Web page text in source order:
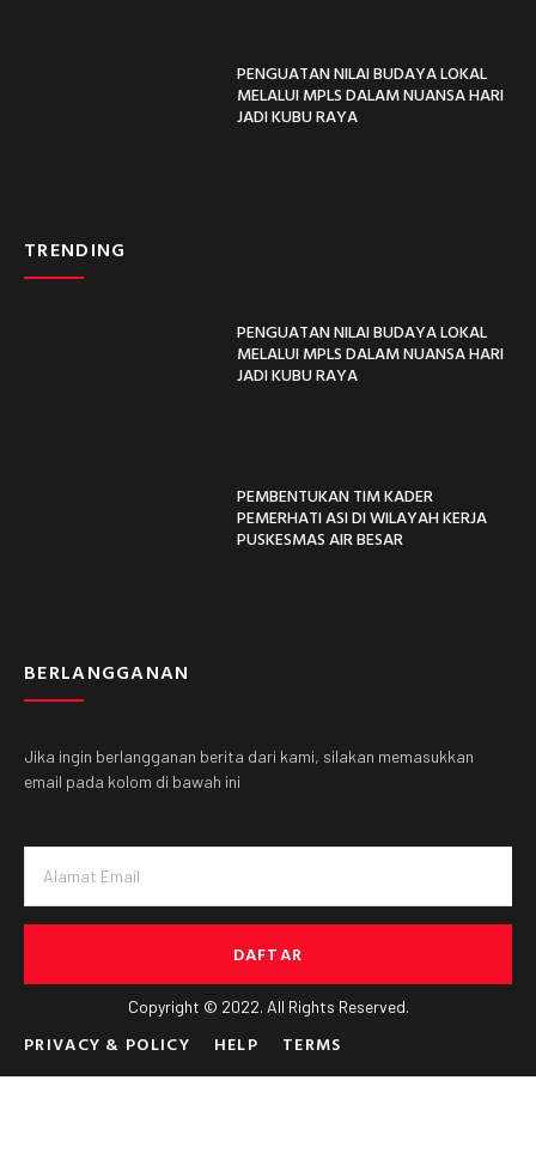
PENGUATAN NILAI BUDAYA LOKAL
MELALUI MPLS DALAM NUANSA HARI
JADI KUBU RAYA
TRENDING
PENGUATAN NILAI BUDAYA LOKAL
MELALUI MPLS DALAM NUANSA HARI
JADI KUBU RAYA
PEMBENTUKAN TIM KADER
PEMERHATI ASI DI WILAYAH KERJA
PUSKESMAS AIR BESAR
BERLANGGANAN
Jika ingin berlangganan berita dari kami, silakan memasukkan
email pada kolom di bawah ini
DAFTAR
Copyright © 2022. All Rights Reserved.
PRIVACY & POLICY HELP TERMS